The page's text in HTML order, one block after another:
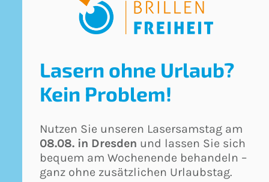
Lasern ohne Urlaub?
Kein Problem!
Nutzen Sie unseren Lasersamstag am
08.08. in Dresden und lassen Sie sich
bequem am Wochenende behandeln –
ganz ohne zusätzlichen Urlaubstag.